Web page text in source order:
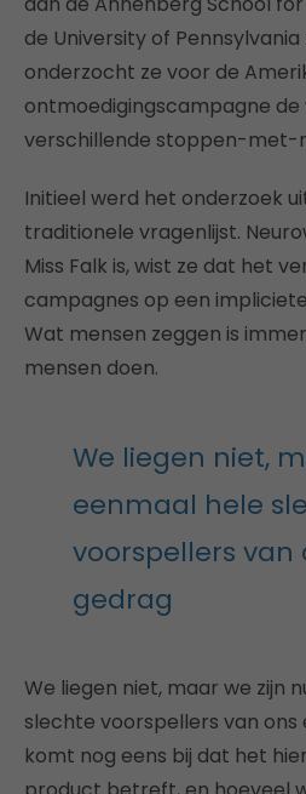
de University of Pennsylvania
onderzocht ze voor de
ontmoedigingscampagne de
verschillende stoppen-
Initieel werd het onderzoek
traditionele vragenlijst.
Miss Falk is, wist ze dat het
campagnes op een
Wat mensen zeggen is
mensen doen.
We liegen niet,
eenmaal hele
voorspellers van
gedrag
We liegen niet, maar we zijn
slechte voorspellers van ons
komt nog eens bij dat het